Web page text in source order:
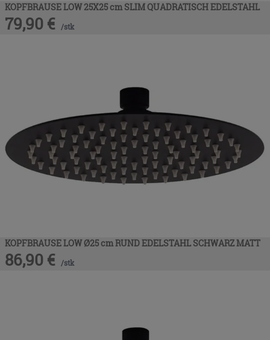
KOPFBRAUSE LOW 25X25 cm SLIM QUADRATISCH EDELSTAHL
79,90 € /stk
KOPFBRAUSE LOW Ø25 cm RUND EDELSTAHL SCHWARZ MATT
86,90 € /stk